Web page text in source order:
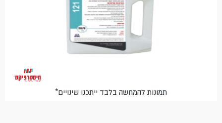
*תמונות להמחשה בלבד ייתכנו שינויים